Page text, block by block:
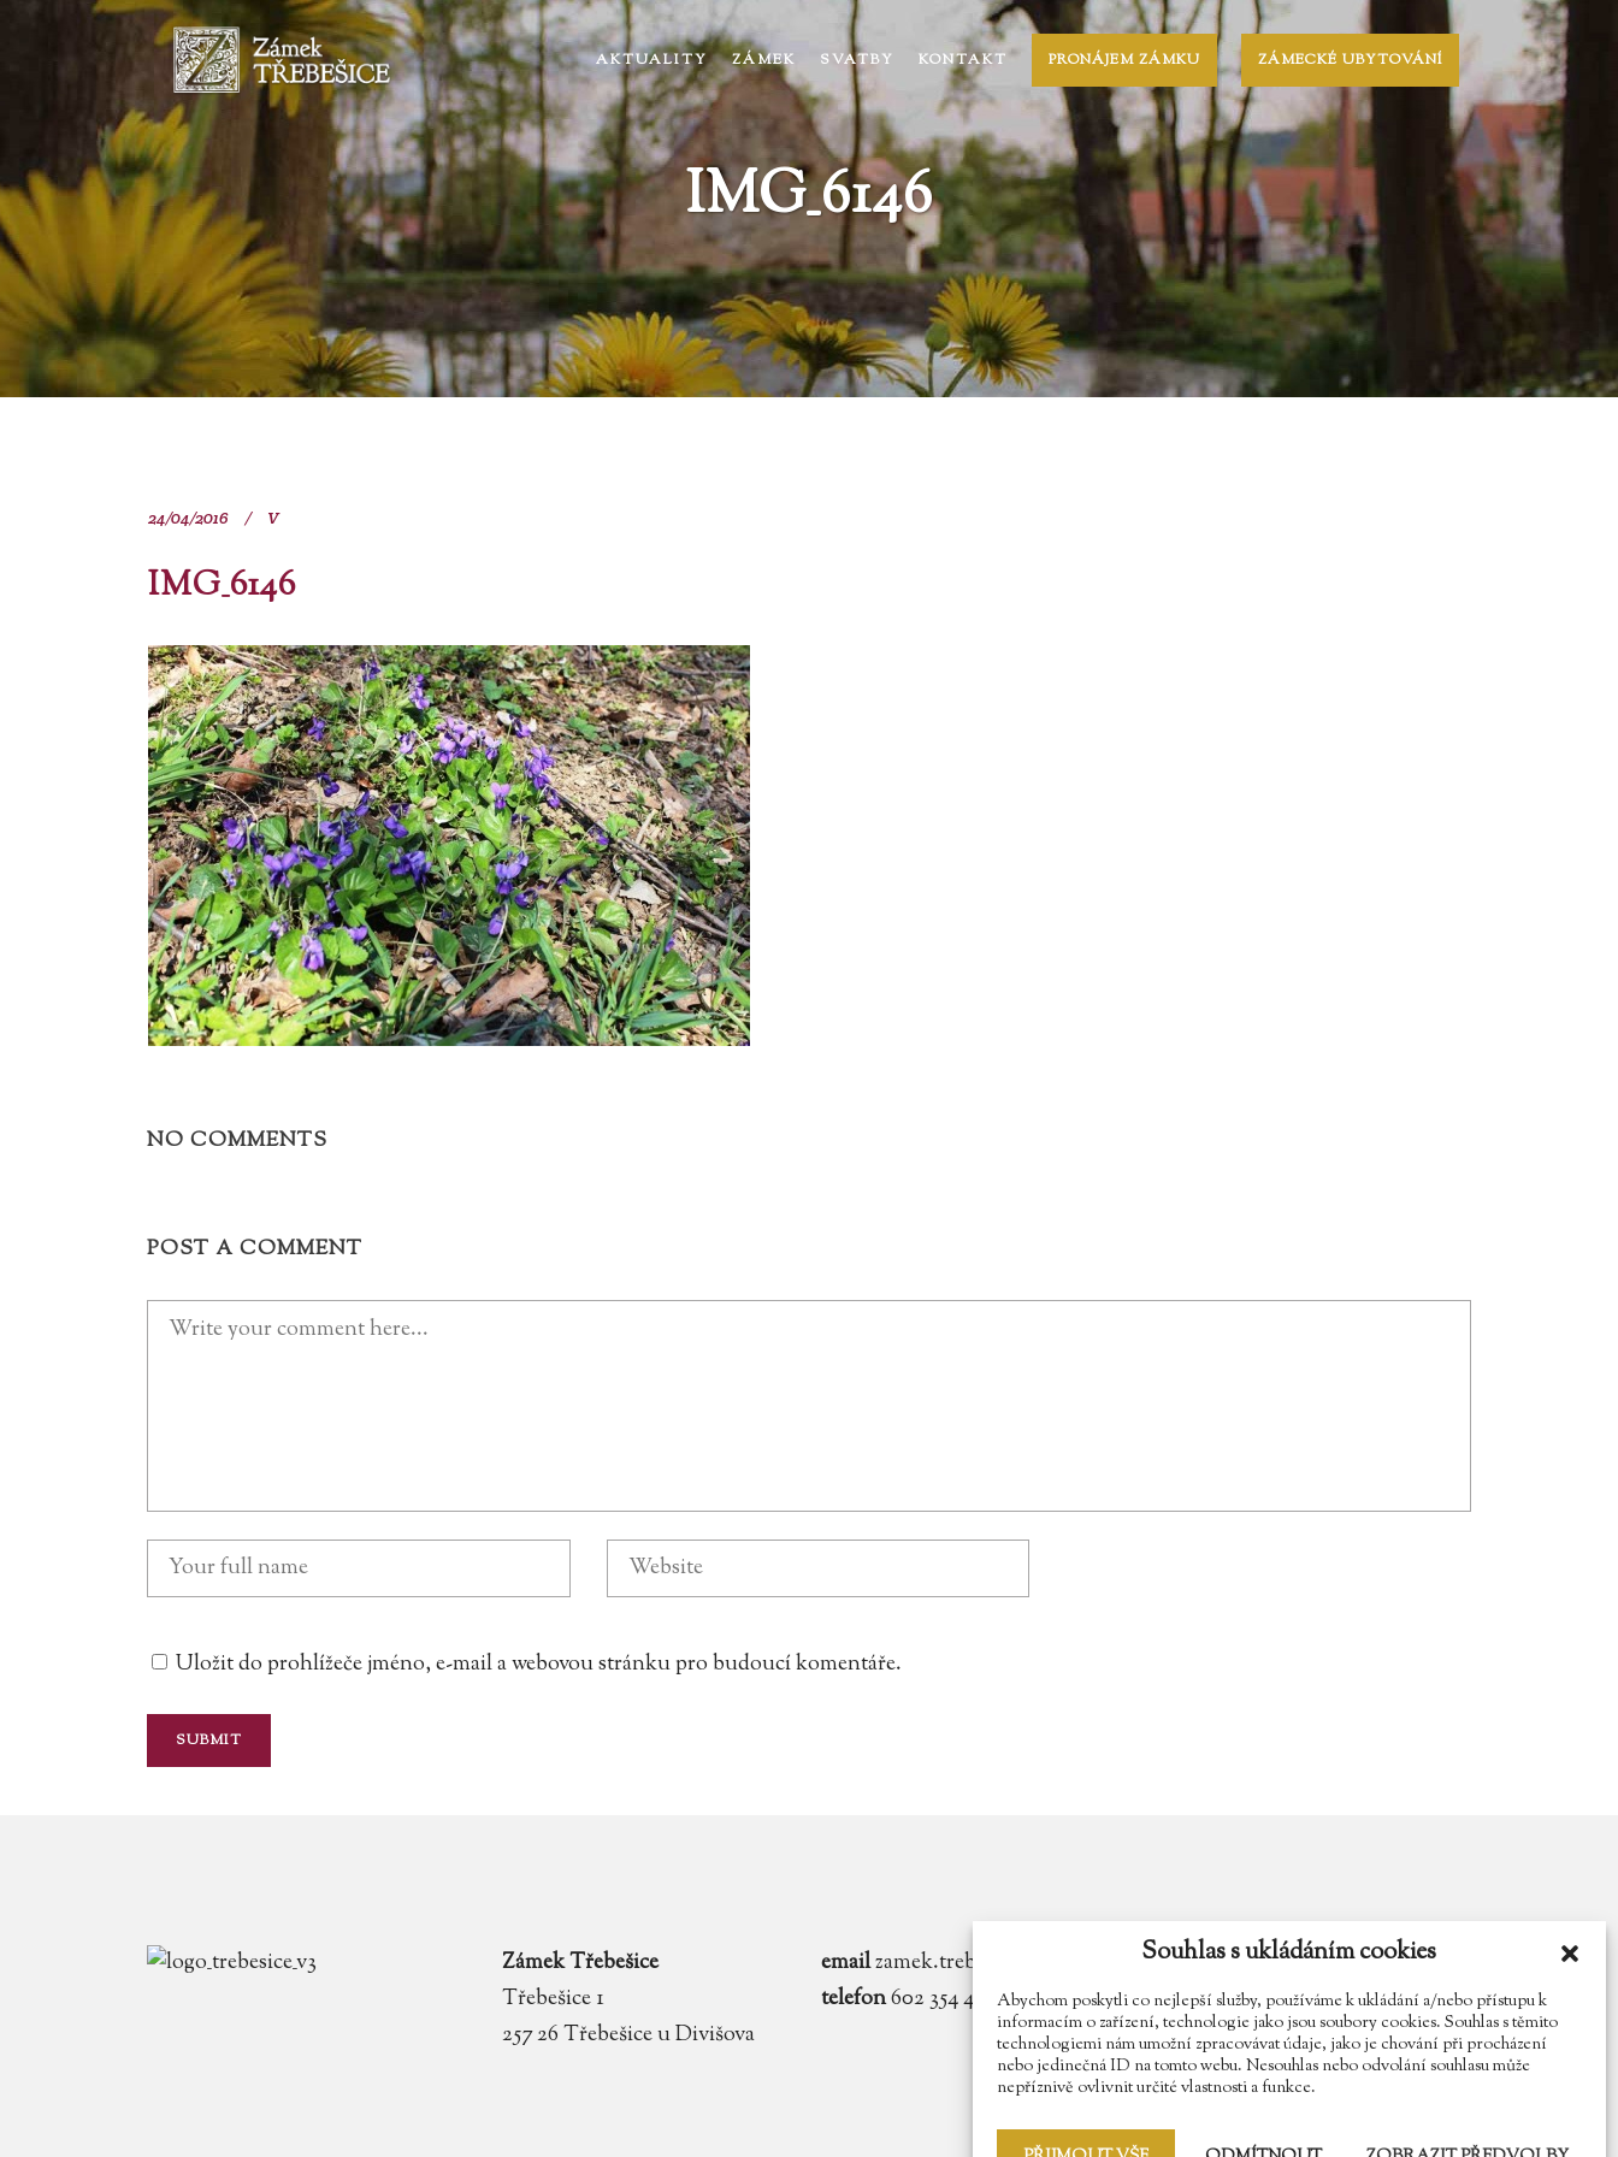
Souhlas s ukládáním cookies
Abychom poskytli co nejlepší služby, používáme k ukládání a/nebo přístupu k
informacím o zařízení, technologie jako jsou soubory cookies. Souhlas s těmito
technologiemi nám umožní zpracovávat údaje, jako je chování při procházení
nebo jedinečná ID na tomto webu. Nesouhlas nebo odvolání souhlasu může
nepříznivě ovlivnit určité vlastnosti a funkce.
AKTUALITY ZÁMEK SVATBY KONTAKT PRONÁJEM ZÁMKU ZÁMECKÉ UBYTOVÁNÍ
IMG_6146
24/04/2016 V
IMG_6146
NO COMMENTS
POST A COMMENT
Uložit do prohlížeče jméno, e-mail a webovou stránku pro budoucí komentáře.
Zámek Třebešice
Třebešice 1
257 26 Třebešice u Divišova
emailzamek.trebesice@volny.cz
telefon602 354 467
Najdete nás na Facebooku
Sledujte náš Instagram